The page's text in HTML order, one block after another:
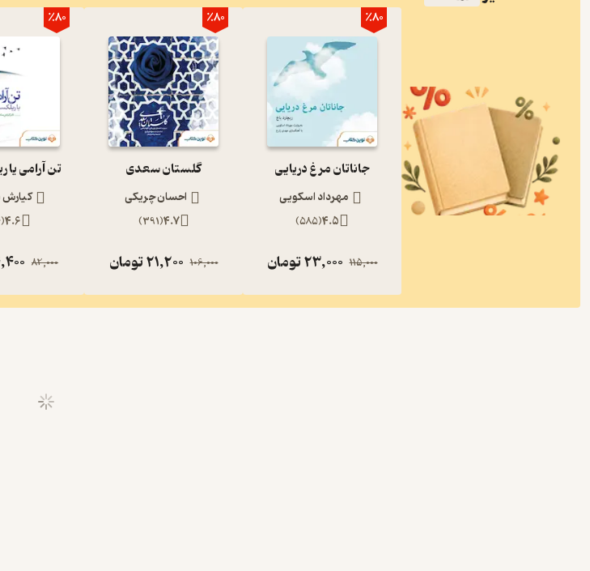
٪80
جاناتان مرغ دریایی
مهرداد اسکویی
4.5
(
585
)
115,000
23,000تومان
٪80
گلستان سعدی
احسان چریکی
4.7
(
391
)
106,000
21,200تومان
٪80
تن آرامی
4.6
(
82,000